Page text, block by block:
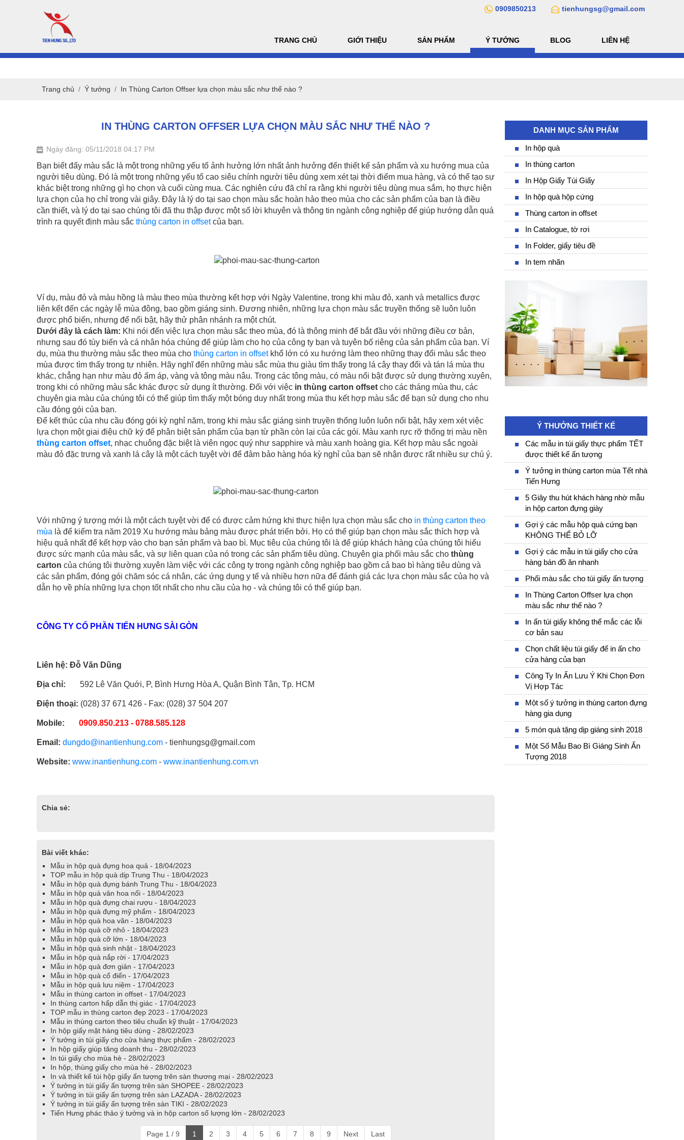
0909850213 tienhungsg@gmail.com
TRANG CHỦ GIỚI THIỆU SẢN PHẨM Ý TƯỞNG BLOG LIÊN HỆ
Trang chủ Ý tưởng In Thùng Carton Offser lựa chọn màu sắc như thế nào ?
IN THÙNG CARTON OFFSER LỰA CHỌN MÀU SẮC NHƯ THẾ NÀO ?
Ngày đăng: 05/11/2018 04:17 PM
Bạn biết đấy màu sắc là một trong những yếu tố ảnh hưởng lớn nhất ảnh hưởng đến thiết kế sản phẩm và xu hướng mua của
người tiêu dùng. Đó là một trong những yếu tố cao siêu chính người tiêu dùng xem xét tại thời điểm mua hàng, và có thể tạo sự
khác biệt trong những gì họ chọn và cuối cùng mua. Các nghiên cứu đã chỉ ra rằng khi người tiêu dùng mua sắm, họ thực hiện
lựa chọn của họ chỉ trong vài giây. Đây là lý do tại sao chọn màu sắc hoàn hảo theo mùa cho các sản phẩm của bạn là điều
cần thiết, và lý do tại sao chúng tôi đã thu thập được một số lời khuyên và thông tin ngành công nghiệp để giúp hướng dẫn quá
trình ra quyết định màu sắc thùng carton in offsetcủa bạn.
Ví dụ, màu đỏ và màu hồng là màu theo mùa thường kết hợp với Ngày Valentine, trong khi màu đỏ, xanh và metallics được
liên kết đến các ngày lễ mùa đông, bao gồm giáng sinh. Đương nhiên, những lựa chọn màu sắc truyền thống sẽ luôn luôn
được phổ biến, nhưng để nổi bật, hãy thử phân nhánh ra một chút.
Dưới đây là cách làm: Khi nói đến việc lựa chọn màu sắc theo mùa, đó là thông minh để bắt đầu với những điều cơ bản,
nhưng sau đó tùy biến và cá nhân hóa chúng để giúp làm cho họ của công ty bạn và tuyên bố riêng của sản phẩm của bạn. Ví
dụ, mùa thu thường màu sắc theo mùa cho thùng carton in offsetkhổ lớn có xu hướng làm theo những thay đổi màu sắc theo
mùa được tìm thấy trong tự nhiên. Hãy nghĩ đến những màu sắc mùa thu giàu tìm thấy trong lá cây thay đổi và tán lá mùa thu
khác, chẳng hạn như màu đỏ ấm áp, vàng và tông màu nâu. Trong các tông màu, có màu nổi bật được sử dụng thường xuyên,
trong khi có những màu sắc khác được sử dụng ít thường. Đối với việc in thùng carton offset cho các tháng mùa thu, các
chuyên gia màu của chúng tôi có thể giúp tìm thấy một bóng duy nhất trong mùa thu kết hợp màu sắc để bạn sử dụng cho nhu
cầu đóng gói của bạn.
Để kết thúc của nhu cầu đóng gói kỳ nghỉ năm, trong khi màu sắc giáng sinh truyền thống luôn luôn nổi bật, hãy xem xét việc
lựa chọn một giai điệu chữ ký để phân biệt sản phẩm của bạn từ phần còn lại của các gói. Màu xanh rực rỡ thống trị màu nền
thùng carton offset, nhạc chuông đặc biệt là viên ngọc quý như sapphire và màu xanh hoàng gia. Kết hợp màu sắc ngoài
màu đỏ đặc trưng và xanh lá cây là một cách tuyệt vời để đảm bảo hàng hóa kỳ nghỉ của bạn sẽ nhận được rất nhiều sự chú ý.
Với những ý tượng mới là một cách tuyệt vời để có được cảm hứng khi thực hiện lựa chọn màu sắc cho in thùng carton theo
mùa là để kiểm tra năm 2019 Xu hướng màu bảng màu được phát triển bởi. Họ có thể giúp bạn chọn màu sắc thích hợp và
hiệu quả nhất để kết hợp vào cho bạn sản phẩm và bao bì. Mục tiêu của chúng tôi là để giúp khách hàng của chúng tôi hiểu
được sức mạnh của màu sắc, và sự liên quan của nó trong các sản phẩm tiêu dùng. Chuyên gia phối màu sắc cho thùng
carton của chúng tôi thường xuyên làm việc với các công ty trong ngành công nghiệp bao gồm cả bao bì hàng tiêu dùng và
các sản phẩm, đóng gói chăm sóc cá nhân, các ứng dụng y tế và nhiều hơn nữa để đánh giá các lựa chọn màu sắc của họ và
dẫn họ về phía những lựa chọn tốt nhất cho nhu cầu của họ - và chúng tôi có thể giúp bạn.
CÔNG TY CỔ PHẦN TIẾN HƯNG SÀI GÒN
Liên hệ: Đỗ Văn Dũng
Địa chỉ: 592 Lê Văn Quới, P, Bình Hưng Hòa A, Quận Bình Tân, Tp. HCM
Điện thoại: (028) 37 671 426 - Fax: (028) 37 504 207
Mobile: 0909.850.213 - 0788.585.128
Email: dungdo@inantienhung.com - tienhungsg@gmail.com
Website: www.inantienhung.com - www.inantienhung.com.vn
Chia sẻ:
Bài viết khác:
Mẫu in hộp quà đựng hoa quả - 18/04/2023
TOP mẫu in hộp quà dịp Trung Thu - 18/04/2023
Mẫu in hộp quà đựng bánh Trung Thu - 18/04/2023
Mẫu in hộp quà vân hoa nổi - 18/04/2023
Mẫu in hộp quà đựng chai rượu - 18/04/2023
Mẫu in hộp quà đựng mỹ phẩm - 18/04/2023
Mẫu in hộp quà hoa văn - 18/04/2023
Mẫu in hộp quà cỡ nhỏ - 18/04/2023
Mẫu in hộp quà cỡ lớn - 18/04/2023
Mẫu in hộp quà sinh nhật - 18/04/2023
Mẫu in hộp quà nắp rời - 17/04/2023
Mẫu in hộp quà đơn giản - 17/04/2023
Mẫu in hộp quà cổ điển - 17/04/2023
Mẫu in hộp quà lưu niệm - 17/04/2023
Mẫu in thùng carton in offset - 17/04/2023
In thùng carton hấp dẫn thị giác - 17/04/2023
TOP mẫu in thùng carton đẹp 2023 - 17/04/2023
Mẫu in thùng carton theo tiêu chuẩn kỹ thuật - 17/04/2023
In hộp giấy mặt hàng tiêu dùng - 28/02/2023
Ý tưởng in túi giấy cho cửa hàng thực phẩm - 28/02/2023
In hộp giấy giúp tăng doanh thu - 28/02/2023
In túi giấy cho mùa hè - 28/02/2023
In hộp, thùng giấy cho mùa hè - 28/02/2023
In và thiết kế túi hộp giấy ấn tượng trên sàn thương mại - 28/02/2023
Ý tưởng in túi giấy ấn tượng trên sàn SHOPEE - 28/02/2023
Ý tưởng in túi giấy ấn tượng trên sàn LAZADA - 28/02/2023
Ý tưởng in túi giấy ấn tượng trên sàn TIKI - 28/02/2023
Tiến Hưng phác thảo ý tưởng và in hộp carton số lượng lớn - 28/02/2023
Page 1 / 9 1 2 3 4 5 6 7 8 9 Next Last
DANH MỤC SẢN PHẨM
In hộp quà
In thùng carton
In Hộp Giấy Túi Giấy
In hộp quà hộp cứng
Thùng carton in offset
In Catalogue, tờ rơi
In Folder, giấy tiêu đề
In tem nhãn
Ý THƯỞNG THIẾT KẾ
Các mẫu in túi giấy thực phẩm TẾT
được thiết kế ấn tượng
Ý tưởng in thùng carton mùa Tết nhà
Tiến Hưng
5 Giây thu hút khách hàng nhờ mẫu
in hộp carton đựng giày
Gợi ý các mẫu hộp quà cứng bạn
KHÔNG THỂ BỎ LỠ
Gợi ý các mẫu in túi giấy cho cửa
hàng bán đồ ăn nhanh
Phối màu sắc cho túi giấy ấn tượng
In Thùng Carton Offser lựa chọn
màu sắc như thế nào ?
In ấn túi giấy không thể mắc các lỗi
cơ bản sau
Chọn chất liệu túi giấy để in ấn cho
cửa hàng của bạn
Công Ty In Ấn Lưu Ý Khi Chọn Đơn
Vị Hợp Tác
Một số ý tưởng in thùng carton đựng
hàng gia dụng
5 món quà tặng dịp giáng sinh 2018
Một Số Mẫu Bao Bì Giáng Sinh Ấn
Tượng 2018